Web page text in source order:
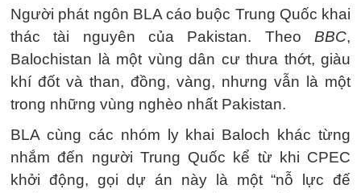
Người phát ngôn BLA cáo buộc Trung Quốc khai
thác tài nguyên của Pakistan. Theo BBC,
Balochistan là một vùng dân cư thưa thớt, giàu
khí đốt và than, đồng, vàng, nhưng vẫn là một
trong những vùng nghèo nhất Pakistan.
BLA cùng các nhóm ly khai Baloch khác từng
nhắm đến người Trung Quốc kể từ khi CPEC
khởi động, gọi dự án này là một “nỗ lực đế